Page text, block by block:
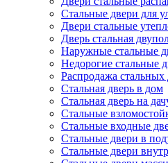
Стальные двери для
Двери стальные
Дверь стальная
Наружные стальные
Недорогие стальные
Распродажа стальных
Стальная дверь в дом
Стальная дверь на
Стальные
Стальные входные
Стальные двери в
Стальные двери